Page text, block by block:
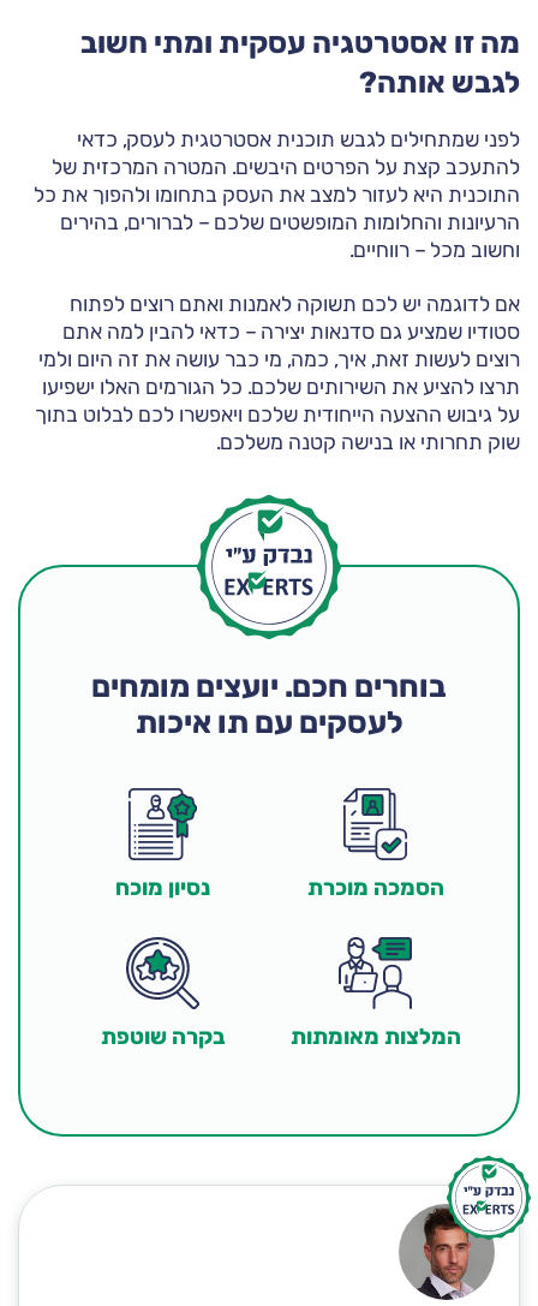
מה זו אסטרטגיה עסקית ומתי חשוב
לגבש אותה?
לפני שמתחילים לגבש תוכנית אסטרטגית לעסק, כדאי
להתעכב קצת על הפרטים היבשים. המטרה המרכזית של
התוכנית היא לעזור למצב את העסק בתחומו ולהפוך את כל
הרעיונות והחלומות המופשטים שלכם – לברורים, בהירים
וחשוב מכל – רווחיים.
אם לדוגמה יש לכם תשוקה לאמנות ואתם רוצים לפתוח
סטודיו שמציע גם סדנאות יצירה – כדאי להבין למה אתם
רוצים לעשות זאת, איך, כמה, מי כבר עושה את זה היום ולמי
תרצו להציע את השירותים שלכם. כל הגורמים האלו ישפיעו
על גיבוש ההצעה הייחודית שלכם ויאפשרו לכם לבלוט בתוך
שוק תחרותי או בנישה קטנה משלכם.
בוחרים חכם. יועצים מומחים
לעסקים עם תו איכות
הסמכה מוכרת נסיון מוכח
המלצות מאומתות בקרה שוטפת